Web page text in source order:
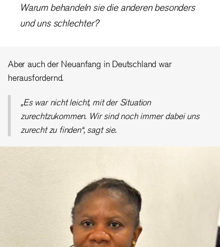
Warum behandeln sie die anderen besonders
und uns schlechter?
Aber auch der Neuanfang in Deutschland war
herausfordernd.
„Es war nicht leicht, mit der Situation
zurechtzukommen. Wir sind noch immer dabei uns
zurecht zu finden“, sagt sie.